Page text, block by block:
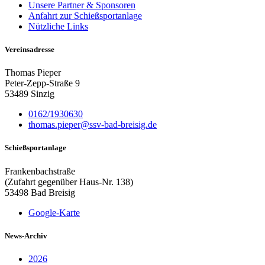
Unsere Partner & Sponsoren
Anfahrt zur Schießsportanlage
Nützliche Links
Vereinsadresse
Thomas Pieper
Peter-Zepp-Straße 9
53489 Sinzig
0162/1930630
thomas.pieper@ssv-bad-breisig.de
Schießsportanlage
Frankenbachstraße
(Zufahrt gegenüber Haus-Nr. 138)
53498 Bad Breisig
Google-Karte
News-Archiv
2026